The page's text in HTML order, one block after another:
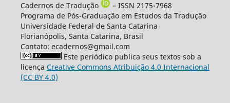
Cadernos de Tradução
– ISSN 2175-7968
Programa de Pós-Graduação em Estudos da Tradução
Universidade Federal de Santa Catarina
Florianópolis, Santa Catarina, Brasil
Contato: ecadernos@gmail.com
Este periódico publica seus textos sob a
licença Creative Commons Atribuição 4.0 Internacional
(CC BY 4.0)